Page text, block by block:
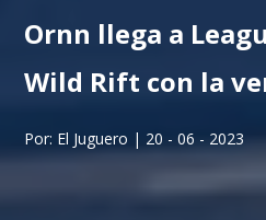
Ornn llega a
Wild Rift con la
Por: El Juguero | 20 - 06 - 2023